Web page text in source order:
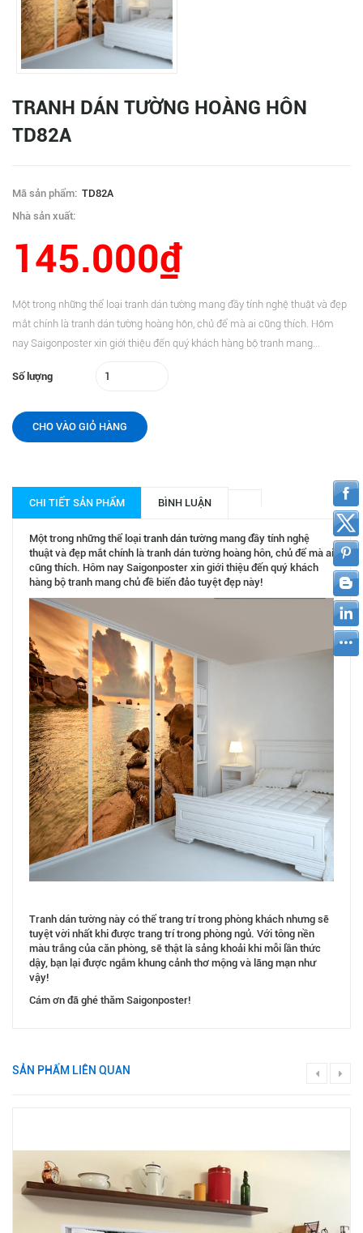
TRANH DÁN TƯỜNG HOÀNG HÔN
TD82A
Mã sản phẩm: TD82A
Nhà sản xuất:
145.000₫
Một trong những thể loại tranh dán tường mang đầy tính nghệ thuật và đẹp
mắt chính là tranh dán tường hoàng hôn, chủ để mà ai cũng thích. Hôm
nay Saigonposter xin giới thiệu đến quý khách hàng bộ tranh mang...
Số lượng
CHO VÀO GIỎ HÀNG
CHI TIẾT SẢN PHẨM BÌNH LUẬN
Một trong những thể loại tranh dán tường mang đầy tính nghệ
thuật và đẹp mắt chính là tranh dán tường hoàng hôn, chủ để mà ai
cũng thích. Hôm nay Saigonposter xin giới thiệu đến quý khách
hàng bộ tranh mang chủ đề biển đảo tuyệt đẹp này!
Tranh dán tường này có thể trang trí trong phòng khách nhưng sẽ
tuyệt vời nhất khi được trang trí trong phòng ngủ. Với tông nền
màu trắng của căn phòng, sẽ thật là sảng khoải khi mỗi lần thức
dậy, bạn lại được ngắm khung cảnh thơ mộng và lãng mạn như
vậy!
Cám ơn đã ghé thăm Saigonposter!
SẢN PHẨM LIÊN QUAN